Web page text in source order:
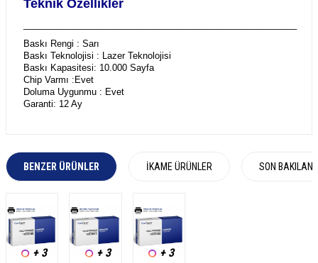
Teknik Özellikler
Baskı Rengi : Sarı
Baskı Teknolojisi : Lazer Teknolojisi
Baskı Kapasitesi: 10.000 Sayfa
Chip Varmı :Evet
Doluma Uygunmu : Evet
Garanti: 12 Ay
BENZER ÜRÜNLER İKAME ÜRÜNLER SON
+ 3 + 3 + 3